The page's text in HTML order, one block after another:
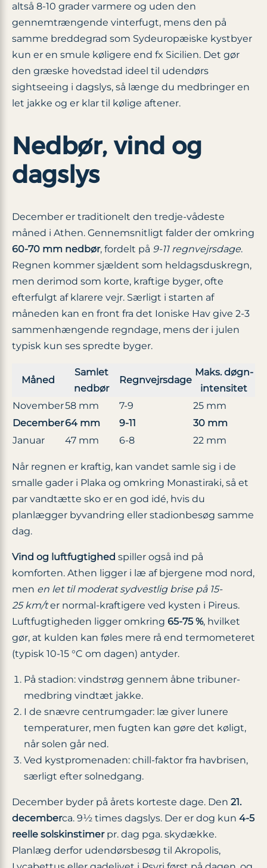
altså 8-10 grader varmere og uden den
gennemtrængende vinterfugt, mens den på
samme breddegrad som Sydeuropæiske kystbyer
kun er en smule køligere end fx Sicilien. Det gør
den græske hovedstad ideel til udendørs
sightseeing i dagslys, så længe du medbringer en
let jakke og er klar til kølige aftener.
Nedbør, vind og
dagslys
December er traditionelt den tredje-vådeste
måned i Athen. Gennemsnitligt falder der omkring
60-70 mm nedbør, fordelt på 9-11 regnvejrsdage.
Regnen kommer sjældent som heldagsduskregn,
men derimod som korte, kraftige byger, ofte
efterfulgt af klarere vejr. Særligt i starten af
måneden kan en front fra det Ioniske Hav give 2-3
sammenhængende regndage, mens der i julen
typisk kun ses spredte byger.
Måned
Samlet
nedbør
Regnvejrsdage
Maks. døgn-
intensitet
November58 mm 7-9
25 mm
December64 mm 9-11
30 mm
Januar
47 mm 6-8 22 mm
Når regnen er kraftig, kan vandet samle sig i de
smalle gader i Plaka og omkring Monastiraki, så et
par vandtætte sko er en god idé, hvis du
planlægger byvandring eller stadionbesøg samme
dag.
Vind og luftfugtighed spiller også ind på
komforten. Athen ligger i læ af bjergene mod nord,
men en let til moderat sydvestlig brise på 15-
25 km/ter normal-kraftigere ved kysten i Pireus.
Luftfugtigheden ligger omkring 65-75 %, hvilket
gør, at kulden kan føles mere rå end termometeret
(typisk 10-15 °C om dagen) antyder.
På stadion: vindstrøg gennem åbne tribuner-
medbring vindtæt jakke.
I de snævre centrumgader: læ giver lunere
temperaturer, men fugten kan gøre det køligt,
når solen går ned.
Ved kystpromenaden: chill-faktor fra havbrisen,
særligt efter solnedgang.
December byder på årets korteste dage. Den 21.
decemberca. 9½ times dagslys. Der er dog kun 4-5
reelle solskinstimerpr. dag pga. skydække.
Planlæg derfor udendørsbesøg til Akropolis,